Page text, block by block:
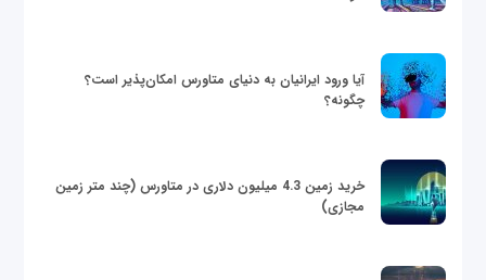
آیا ورود ایرانیان به دنیای متاورس امکان‌پذیر است؟
چگونه؟
خرید زمین 4.3 میلیون دلاری در متاورس (چند متر زمین
مجازی)